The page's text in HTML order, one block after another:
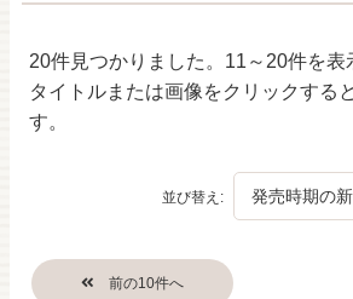
20件見つかりました。 11～20件を表
タイトルまたは画像をクリックする
す。
並び替え: